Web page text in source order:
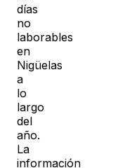
días
no
laborables
en
Nigüelas
a
lo
largo
del
año.
La
información